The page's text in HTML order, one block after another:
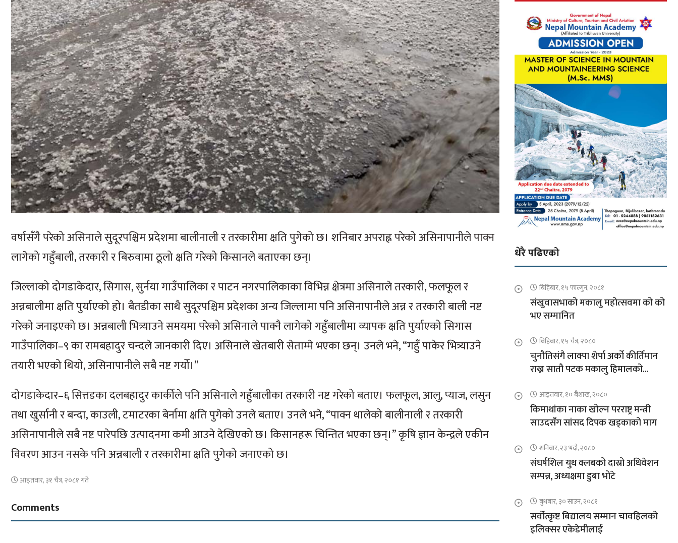
वर्षासँगै परेको असिनाले सुदूरपश्चिम प्रदेशमा बालीनाली र तरकारीमा क्षति पुगेको छ। शनिबार अपराह्न परेको असिनापानीले पाक्न
लागेको गहुँबाली, तरकारी र बिरुवामा ठूलो क्षति गरेको किसानले बताएका छन्।
जिल्लाको दोगडाकेदार, सिगास, सुर्नया गाउँपालिका र पाटन नगरपालिकाका विभिन्न क्षेत्रमा असिनाले तरकारी, फलफूल र
अन्नबालीमा क्षति पुर्याएको हो। बैतडीका साथै सुदूरपश्चिम प्रदेशका अन्य जिल्लामा पनि असिनापानीले अन्न र तरकारी बाली नष्ट
गरेको जनाइएको छ। अन्नबाली भित्र्याउने समयमा परेको असिनाले पाक्नै लागेको गहुँबालीमा व्यापक क्षति पुर्याएको सिगास
गाउँपालिका–९ का रामबहादुर चन्दले जानकारी दिए। असिनाले खेतबारी सेताम्मे भएका छन्। उनले भने, “गहुँ पाकेर भित्र्याउने
तयारी भएको थियो, असिनापानीले सबै नष्ट गर्यो।”
दोगडाकेदार–६ सित्तडका दलबहादुर कार्कीले पनि असिनाले गहुँबालीका तरकारी नष्ट गरेको बताए। फलफूल, आलु, प्याज, लसुन
तथा खुर्सानी र बन्दा, काउली, टमाटरका बेर्नामा क्षति पुगेको उनले बताए। उनले भने, “पाक्न थालेको बालीनाली र तरकारी
असिनापानीले सबै नष्ट पारेपछि उत्पादनमा कमी आउने देखिएको छ। किसानहरू चिन्तित भएका छन्।” कृषि ज्ञान केन्द्रले एकीन
विवरण आउन नसके पनि अन्नबाली र तरकारीमा क्षति पुगेको जनाएको छ।
आइतवार, ३१ चैत्र, २०८१ गते
Comments
धेरै पढिएको
बिहिबार, १५ फाल्गुन, २०८१
संखुवासभाको मकालु महोत्सवमा को को
भए सम्मानित
बिहिबार, १५ चैत्र, २०८०
चुनौतिसंगै लाक्पा शेर्पा अर्को कीर्तिमान
राख्न सातौ पटक मकालु हिमालको
आइतवार, १० बैशाख, २०८०
किमाथांका नाका खोल्न परराष्ट्र मन्त्री
साउदसँग सांसद दिपक खड्काको माग
शनिबार, २३ भदौ, २०८०
संघर्षशिल युथ क्लबको दास्रो अधिवेशन
सम्पन्न, अध्यक्षमा डुबा भोटे
बुधबार, ३० साउन, २०८१
सर्वोत्कृष्ट बिद्यालय सम्मान चावहिलको
इलिक्सर एकेडेमीलाई